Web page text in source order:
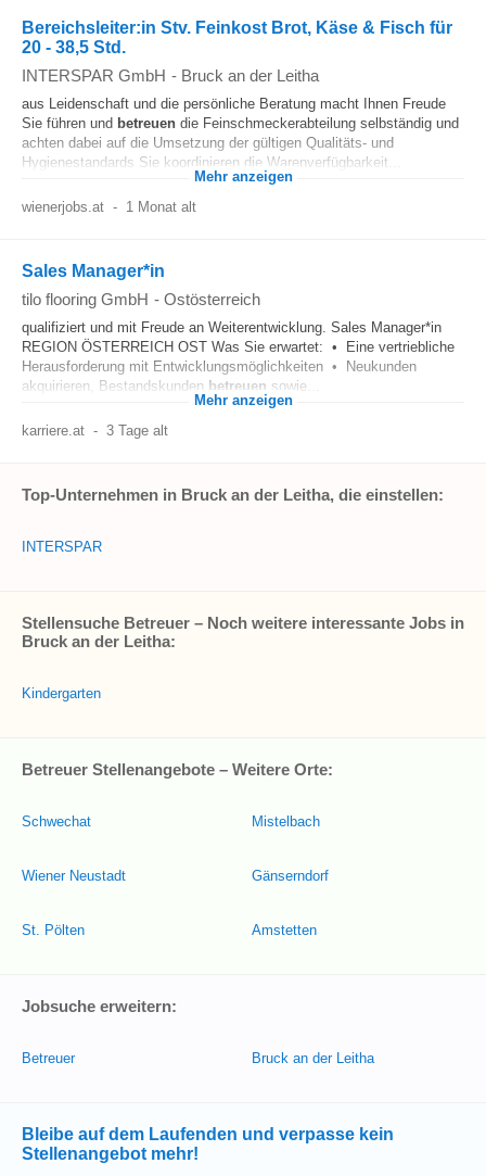
Bereichsleiter:in Stv. Feinkost Brot, Käse & Fisch für
20 - 38,5 Std.
INTERSPAR GmbH - Bruck an der Leitha
aus Leidenschaft und die persönliche Beratung macht Ihnen Freude
Sie führen und betreuen die Feinschmeckerabteilung selbständig und
achten dabei auf die Umsetzung der gültigen Qualitäts- und
Hygienestandards Sie koordinieren die Warenverfügbarkeit...
Mehr anzeigen
wienerjobs.at - 1 Monat alt
Sales Manager*in
tilo flooring GmbH - Ostösterreich
qualifiziert und mit Freude an Weiterentwicklung. Sales Manager*in
REGION ÖSTERREICH OST Was Sie erwartet: • Eine vertriebliche
Herausforderung mit Entwicklungsmöglichkeiten • Neukunden
akquirieren, Bestandskunden betreuen sowie...
Mehr anzeigen
karriere.at - 3 Tage alt
Top-Unternehmen in Bruck an der Leitha, die einstellen:
INTERSPAR
Stellensuche Betreuer – Noch weitere interessante Jobs in
Bruck an der Leitha:
Kindergarten
Betreuer Stellenangebote – Weitere Orte:
Schwechat
Wiener Neustadt
St. Pölten
Mistelbach
Gänserndorf
Amstetten
Jobsuche erweitern:
Betreuer Bruck an der Leitha
Bleibe auf dem Laufenden und verpasse kein
Stellenangebot mehr!